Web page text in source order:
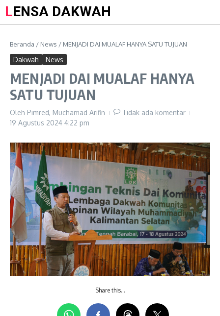
LENSA DAKWAH
Beranda / News / MENJADI DAI MUALAF HANYA SATU TUJUAN
Dakwah News
MENJADI DAI MUALAF HANYA
SATU TUJUAN
Oleh Pimred, Muchamad Arifin
Tidak ada komentar
19 Agustus 2024 4:22 pm
Share this…